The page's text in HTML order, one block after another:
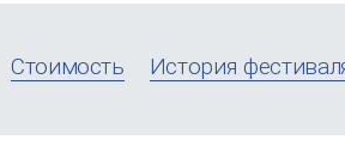
Стоимость История